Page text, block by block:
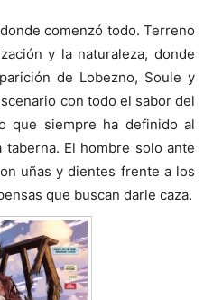
comenzó todo. Terreno
y la naturaleza, donde
de Lobezno, Soule y
con todo el sabor del
que siempre ha definido al
taberna. El hombre solo ante
uñas y dientes frente a los
que buscan darle caza.